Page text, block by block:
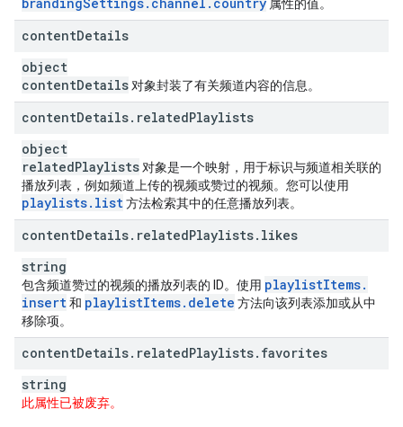
属性的值。
contentDetails
object
contentDetails 对象封装了有关频道内容的信息。
contentDetails. relatedPlaylists
object
relatedPlaylists 对象是一个映射，用于标识与频道相关联的
播放列表，例如频道上传的视频或赞过的视频。您可以使用
playlists. list方法检索其中的任意播放列表。
contentDetails. relatedPlaylists. likes
string
包含频道赞过的视频的播放列表的 ID。使用 playlistItems.
insert和 playlistItems. delete 方法向该列表添加或从中
移除项。
contentDetails. relatedPlaylists. favorites
string
此属性已被废弃。